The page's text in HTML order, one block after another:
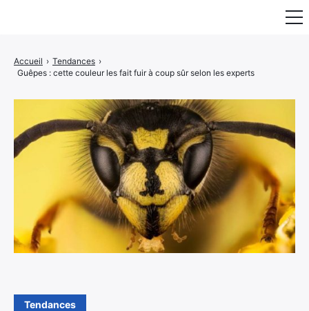
Accueil › Tendances ›
Guêpes : cette couleur les fait fuir à coup sûr selon les experts
Tendances
Mobilier & Rangement
Maison
Art & Décoration
Portraits